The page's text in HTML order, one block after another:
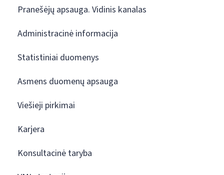
Pranešėjų apsauga. Vidinis kanalas
Administracinė informacija
Statistiniai duomenys
Asmens duomenų apsauga
Viešieji pirkimai
Karjera
Konsultacinė taryba